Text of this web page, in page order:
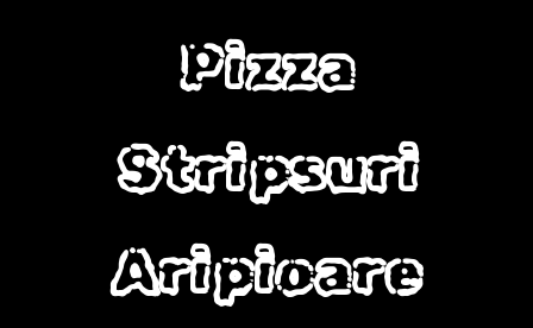
Pizza
Stripsuri
Aripioare